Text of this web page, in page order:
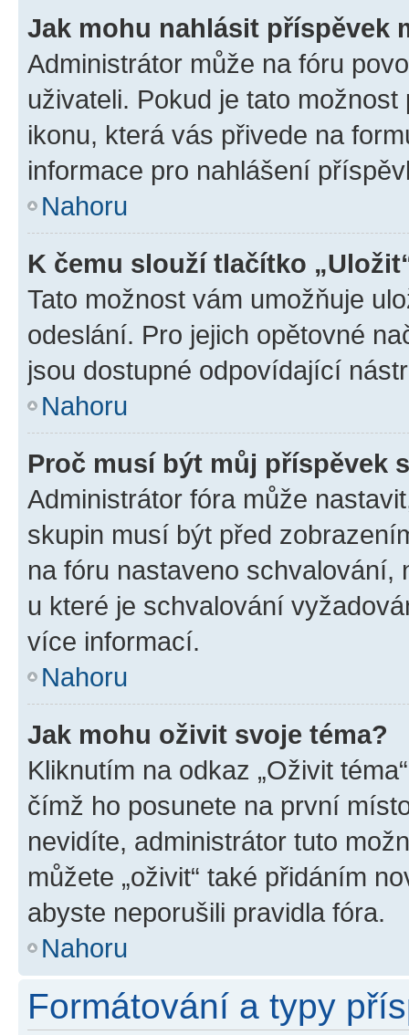
Jak mohu nahlásit příspěvek
Administrátor může na fóru
uživateli. Pokud je tato
ikonu, která vás přivede na
informace pro nahlášení
Nahoru
K čemu slouží tlačítko
Tato možnost vám umožňuje
odeslání. Pro jejich opětovné
jsou dostupné odpovídající
Nahoru
Proč musí být můj příspěvek
Administrátor fóra může
skupin musí být před
na fóru nastaveno schvalování,
u které je schvalování
více informací.
Nahoru
Jak mohu oživit svoje téma?
Kliknutím na odkaz „Oživit
čímž ho posunete na první
nevidíte, administrátor tuto
můžete „oživit“ také přidáním
abyste neporušili pravidla fóra.
Nahoru
Formátování a typy